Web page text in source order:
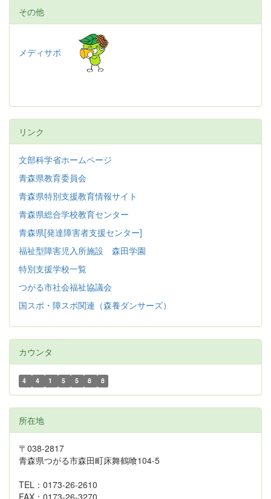
その他
メディサポ
リンク
文部科学省ホームページ
青森県教育委員会
青森県特別支援教育情報サイト
青森県総合学校教育センター
青森県[発達障害者支援センター]
福祉型障害児入所施設 森田学園
特別支援学校一覧
つがる市社会福祉協議会
国スポ・障スポ関連（森養ダンサーズ）
カウンタ
4 4 1 5 5 8 8
所在地
〒038-2817
青森県つがる市森田町床舞鶴喰104-5
TEL：0173-26-2610